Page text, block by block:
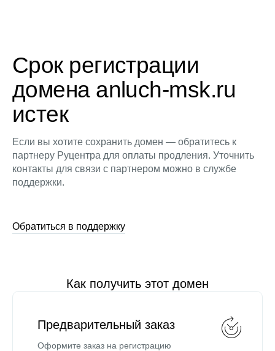
Срок регистрации
домена anluch-msk.ru
истек
Если вы хотите сохранить домен — обратитесь к
партнеру Руцентра для оплаты продления. Уточнить
контакты для связи с партнером можно в службе
поддержки.
Обратиться в поддержку
Как получить этот домен
Предварительный заказ
Оформите заказ на регистрацию